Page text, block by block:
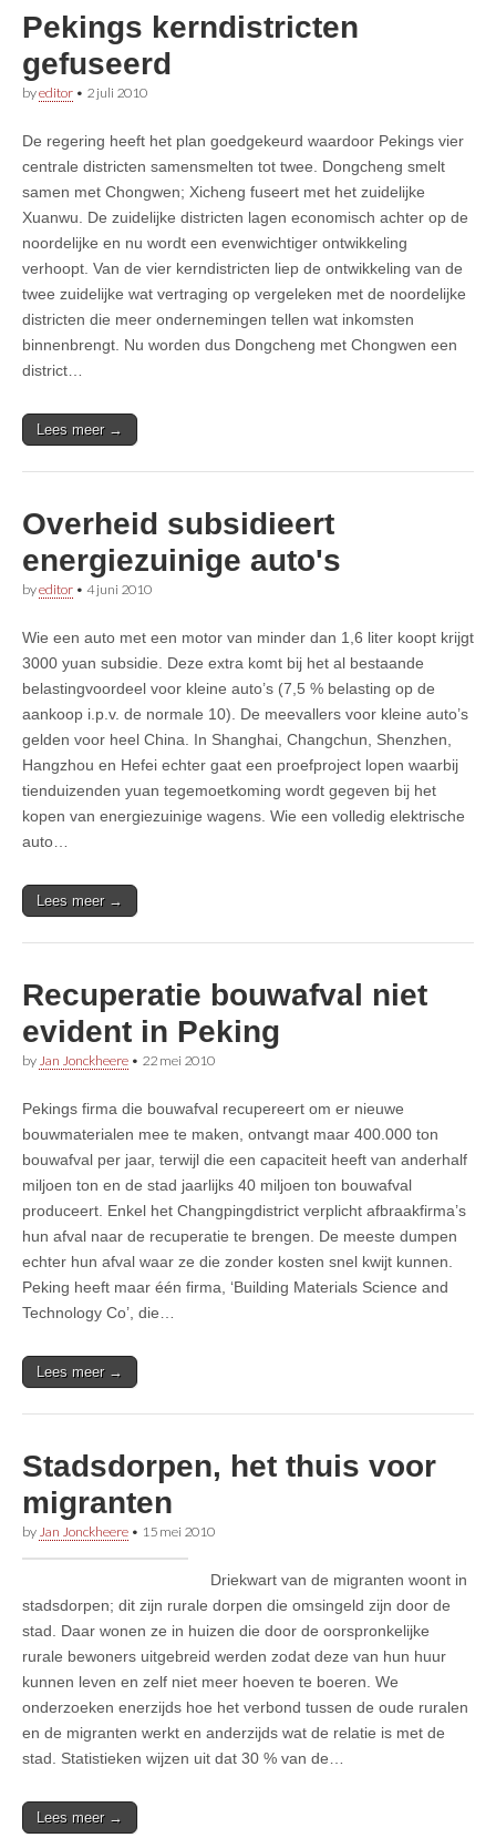
Pekings kerndistricten
gefuseerd
byeditor • 2 juli 2010
De regering heeft het plan goedgekeurd waardoor Pekings vier
centrale districten samensmelten tot twee. Dongcheng smelt
samen met Chongwen; Xicheng fuseert met het zuidelijke
Xuanwu. De zuidelijke districten lagen economisch achter op de
noordelijke en nu wordt een evenwichtiger ontwikkeling
verhoopt. Van de vier kerndistricten liep de ontwikkeling van de
twee zuidelijke wat vertraging op vergeleken met de noordelijke
districten die meer ondernemingen tellen wat inkomsten
binnenbrengt. Nu worden dus Dongcheng met Chongwen een
district…
Lees meer →
Overheid subsidieert
energiezuinige auto's
byeditor • 4 juni 2010
Wie een auto met een motor van minder dan 1,6 liter koopt krijgt
3000 yuan subsidie. Deze extra komt bij het al bestaande
belastingvoordeel voor kleine auto’s (7,5 % belasting op de
aankoop i.p.v. de normale 10). De meevallers voor kleine auto’s
gelden voor heel China. In Shanghai, Changchun, Shenzhen,
Hangzhou en Hefei echter gaat een proefproject lopen waarbij
tienduizenden yuan tegemoetkoming wordt gegeven bij het
kopen van energiezuinige wagens. Wie een volledig elektrische
auto…
Lees meer →
Recuperatie bouwafval niet
evident in Peking
by Jan Jonckheere • 22 mei 2010
Pekings firma die bouwafval recupereert om er nieuwe
bouwmaterialen mee te maken, ontvangt maar 400.000 ton
bouwafval per jaar, terwijl die een capaciteit heeft van anderhalf
miljoen ton en de stad jaarlijks 40 miljoen ton bouwafval
produceert. Enkel het Changpingdistrict verplicht afbraakfirma’s
hun afval naar de recuperatie te brengen. De meeste dumpen
echter hun afval waar ze die zonder kosten snel kwijt kunnen.
Peking heeft maar één firma, ‘Building Materials Science and
Technology Co’, die…
Lees meer →
Stadsdorpen, het thuis voor
migranten
by Jan Jonckheere • 15 mei 2010
Driekwart van de migranten woont in
stadsdorpen; dit zijn rurale dorpen die omsingeld zijn door de
stad. Daar wonen ze in huizen die door de oorspronkelijke
rurale bewoners uitgebreid werden zodat deze van hun huur
kunnen leven en zelf niet meer hoeven te boeren. We
onderzoeken enerzijds hoe het verbond tussen de oude ruralen
en de migranten werkt en anderzijds wat de relatie is met de
stad. Statistieken wijzen uit dat 30 % van de…
Lees meer →